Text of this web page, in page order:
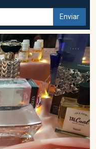
Enviar